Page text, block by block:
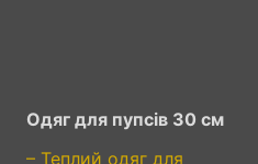
Одяг для пупсів 30 см
– Теплий одяг для